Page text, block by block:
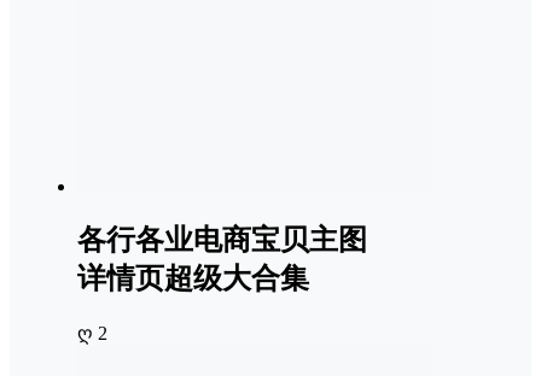
各行各业电商宝贝主图
详情页超级大合集
ღ 2